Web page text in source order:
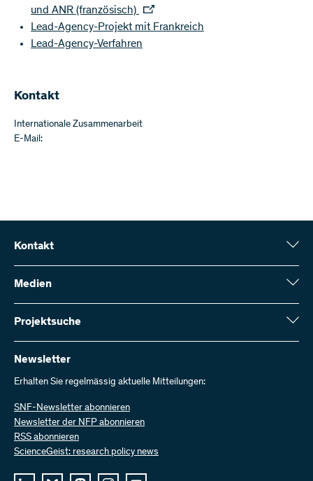
und ANR (französisch)
Lead-Agency-Projekt mit Frankreich
Lead-Agency-Verfahren
Kontakt
Internationale Zusammenarbeit
E-Mail:
Kontakt
Schweizerischer Nationalfonds (SNF)
Wildhainweg 3
Kontakt aufnehmen
Rechnung senden
Bei uns arbeiten
Offene Stellen
Medien
Medienauskünfte
Jahresbericht
Projektsuche
Hier finden Sie umfangreiche Informationen zu den vom SNF
bewilligten Forschungsprojekten und Förderbeiträgen:
Projektsuche
Newsletter
Erhalten Sie regelmässig aktuelle Mitteilungen:
SNF-Newsletter abonnieren
Newsletter der NFP abonnieren
RSS abonnieren
ScienceGeist: research policy news